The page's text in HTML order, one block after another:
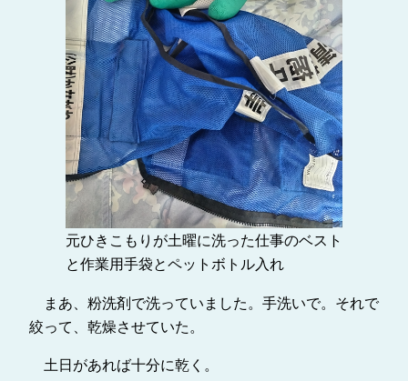
元ひきこもりが土曜に洗った仕事のベスト
と作業用手袋とペットボトル入れ
まあ、粉洗剤で洗っていました。手洗いで。それで
絞って、乾燥させていた。
土日があれば十分に乾く。